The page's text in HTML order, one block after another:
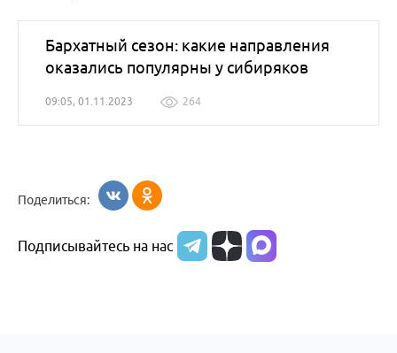
Бархатный сезон: какие направления
оказались популярны у сибиряков
09:05, 01.11.2023 264
Поделиться:
Подписывайтесь на нас